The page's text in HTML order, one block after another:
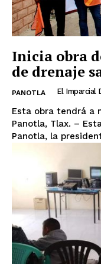
Inicia obra
de drenaje
PANOTLA El Imparcial
Esta obra tendrá a
Panotla, Tlax. –
Panotla, la